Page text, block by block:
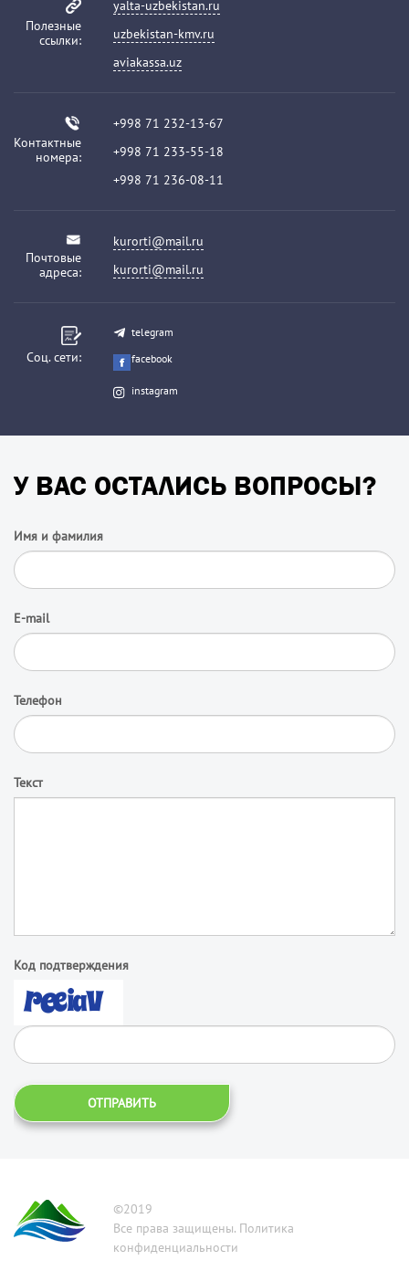
Полезные
ссылки:
yalta-uzbekistan.ru
uzbekistan-kmv.ru
aviakassa.uz
Контактные
номера:
+998 71 232-13-67
+998 71 233-55-18
+998 71 236-08-11
Почтовые
адреса:
kurorti@mail.ru
kurorti@mail.ru
Соц. сети:
telegram
facebook
instagram
У ВАС ОСТАЛИСЬ ВОПРОСЫ?
Имя и фамилия
E-mail
Телефон
Текст
Код подтверждения
ОТПРАВИТЬ
©2019
Все права защищены. Политика
конфиденциальности